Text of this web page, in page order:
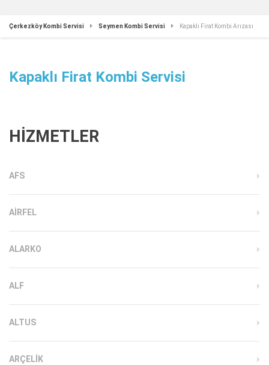
Çerkezköy Kombi Servisi Seymen Kombi Servisi Kapaklı Firat Kombi Arızası
Kapaklı Firat Kombi Servisi
HİZMETLER
AFS
AIRFEL
ALARKO
ALF
ALTUS
ARÇELIK